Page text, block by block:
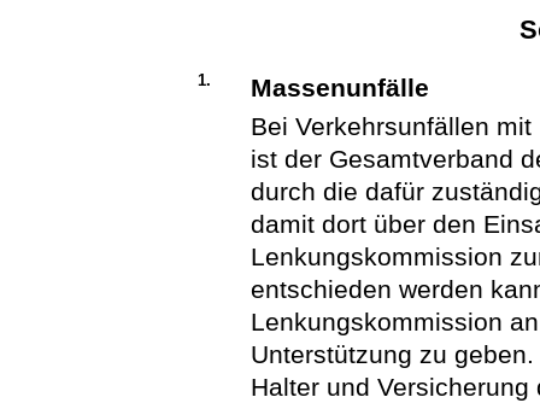
1.
Massenunfälle
Bei Verkehrsunfällen
ist der Gesamtverband
durch die dafür
damit dort über den
Lenkungskommission
entschieden werden
Lenkungskommission
Unterstützung zu
Halter und